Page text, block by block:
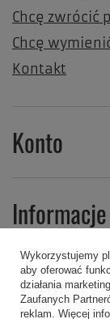
Chcę zwrócić
Chcę
Kontakt
Konto
Informacje
Wykorzystujemy
aby oferować
działania
Zaufanych
reklam. Więcej